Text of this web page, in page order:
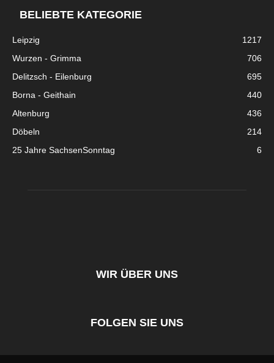
BELIEBTE KATEGORIE
Leipzig
1217
Wurzen - Grimma
706
Delitzsch - Eilenburg
695
Borna - Geithain
440
Altenburg
436
Döbeln
214
25 Jahre SachsenSonntag
6
WIR ÜBER UNS
FOLGEN SIE UNS